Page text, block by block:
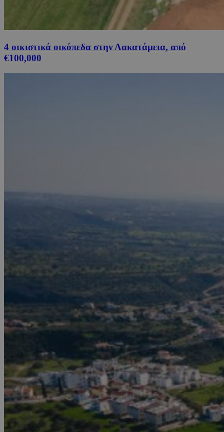
4 οικιστικά οικόπεδα στην Λακατάμεια, από
€100,000